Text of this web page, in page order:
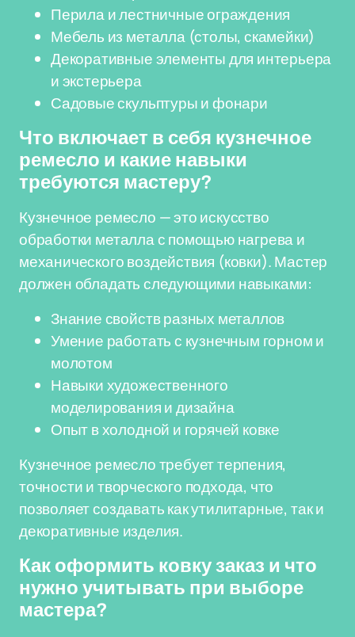
Перила и лестничные ограждения
Мебель из металла (столы, скамейки)
Декоративные элементы для интерьера
и экстерьера
Садовые скульптуры и фонари
Что включает в себя кузнечное
ремесло и какие навыки
требуются мастеру?
Кузнечное ремесло — это искусство
обработки металла с помощью нагрева и
механического воздействия (ковки). Мастер
должен обладать следующими навыками:
Знание свойств разных металлов
Умение работать с кузнечным горном и
молотом
Навыки художественного
моделирования и дизайна
Опыт в холодной и горячей ковке
Кузнечное ремесло требует терпения,
точности и творческого подхода, что
позволяет создавать как утилитарные, так и
декоративные изделия.
Как оформить ковку заказ и что
нужно учитывать при выборе
мастера?